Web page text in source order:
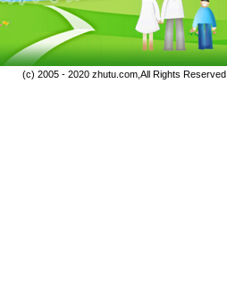
(c) 2005 - 2020 zhutu.com,All Rights Reserved